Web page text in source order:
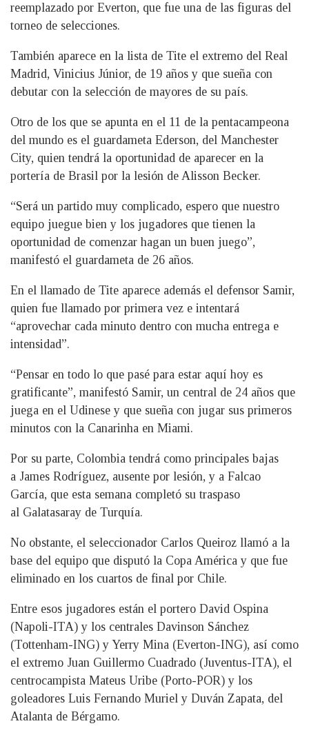
reemplazado por Everton, que fue una de las figuras del
torneo de selecciones.
También aparece en la lista de Tite el extremo del Real
Madrid, Vinicius Júnior, de 19 años y que sueña con
debutar con la selección de mayores de su país.
Otro de los que se apunta en el 11 de la pentacampeona
del mundo es el guardameta Ederson, del Manchester
City, quien tendrá la oportunidad de aparecer en la
portería de Brasil por la lesión de Alisson Becker.
“Será un partido muy complicado, espero que nuestro
equipo juegue bien y los jugadores que tienen la
oportunidad de comenzar hagan un buen juego”,
manifestó el guardameta de 26 años.
En el llamado de Tite aparece además el defensor Samir,
quien fue llamado por primera vez e intentará
“aprovechar cada minuto dentro con mucha entrega e
intensidad”.
“Pensar en todo lo que pasé para estar aquí hoy es
gratificante”, manifestó Samir, un central de 24 años que
juega en el Udinese y que sueña con jugar sus primeros
minutos con la Canarinha en Miami.
Por su parte, Colombia tendrá como principales bajas
a James Rodríguez, ausente por lesión, y a Falcao
García, que esta semana completó su traspaso
al Galatasaray de Turquía.
No obstante, el seleccionador Carlos Queiroz llamó a la
base del equipo que disputó la Copa América y que fue
eliminado en los cuartos de final por Chile.
Entre esos jugadores están el portero David Ospina
(Napoli-ITA) y los centrales Davinson Sánchez
(Tottenham-ING) y Yerry Mina (Everton-ING), así como
el extremo Juan Guillermo Cuadrado (Juventus-ITA), el
centrocampista Mateus Uribe (Porto-POR) y los
goleadores Luis Fernando Muriel y Duván Zapata, del
Atalanta de Bérgamo.